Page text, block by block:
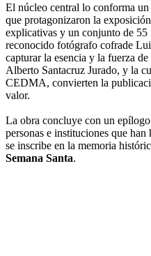
El núcleo central lo conforma
que protagonizaron la
explicativas y un conjunto de 55
reconocido fotógrafo cofrade
capturar la esencia y la fuerza
Alberto Santacruz Jurado, y la
CEDMA, convierten la
valor.
La obra concluye con un
personas e instituciones que
se inscribe en la memoria
Semana Santa.